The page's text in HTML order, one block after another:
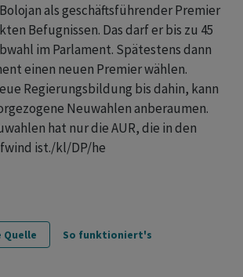
als geschäftsführender Premier
Befugnissen. Das darf er bis zu 45
im Parlament. Spätestens dann
einen neuen Premier wählen.
Regierungsbildung bis dahin, kann
Neuwahlen anberaumen.
hat nur die AUR, die in den
ist./kl/DP/he
So funktioniert's